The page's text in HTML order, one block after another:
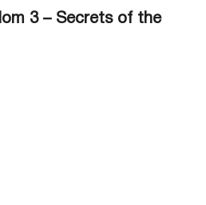
3 – Secrets of the